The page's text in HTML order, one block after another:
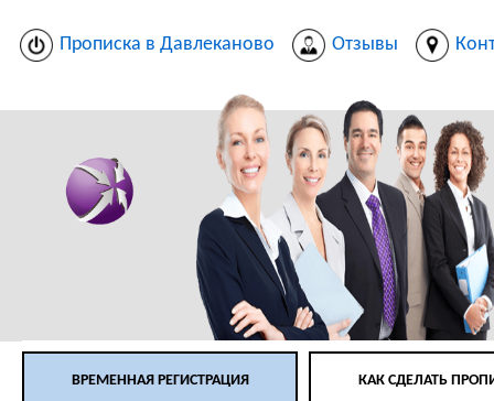
Прописка в Давлеканово Отзывы
ВРЕМЕННАЯ РЕГИСТРАЦИЯ КАК СДЕЛАТЬ